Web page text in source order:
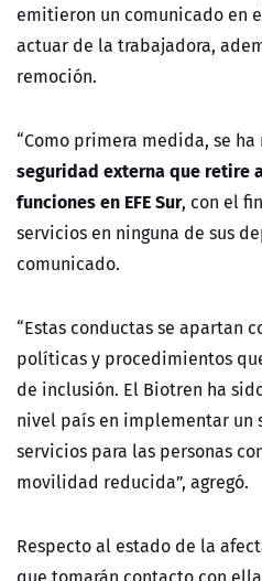
emitieron un comunicado en
actuar de la trabajadora,
remoción.
“Como primera medida, se
seguridad externa que retire
funciones en EFE Sur, con el
servicios en ninguna de sus
comunicado.
“Estas conductas se apartan
políticas y procedimientos
de inclusión. El Biotren ha
nivel país en implementar un
servicios para las personas
movilidad reducida”, agregó.
Respecto al estado de la